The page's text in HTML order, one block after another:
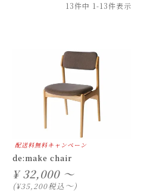
13件中 1-13件表示
配送料無料キャンペーン
de:make chair
¥ 32,000 ～
¥35,200税込〜